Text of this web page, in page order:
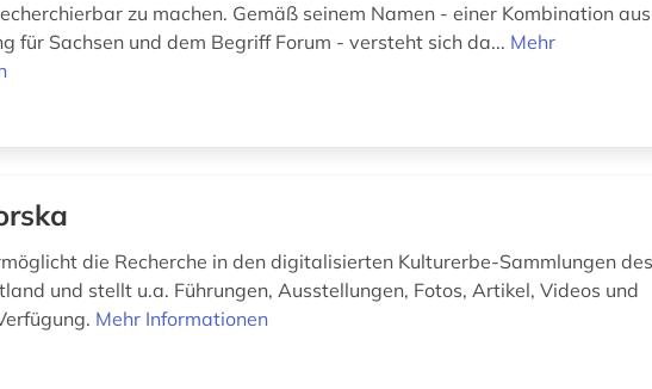
zu machen. Gemäß seinem Namen - einer Kombination aus
für Sachsen und dem Begriff Forum - versteht sich da... Mehr
die Recherche in den digitalisierten Kulturerbe-Sammlungen des
und stellt u.a. Führungen, Ausstellungen, Fotos, Artikel, Videos und
Mehr Informationen